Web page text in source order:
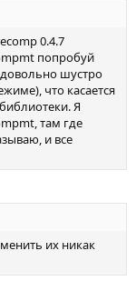
0.4.7
попробуй
шустро
что касается
Я
там где
и все
их никак